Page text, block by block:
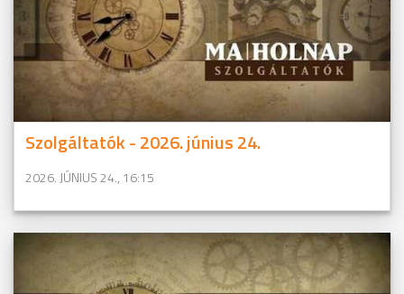
Szolgáltatók - 2026. június 24.
2026. JÚNIUS 24., 16:15